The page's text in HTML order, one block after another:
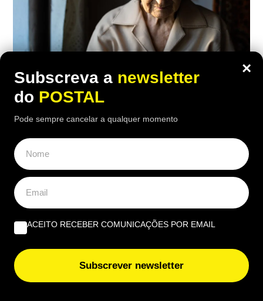
ECONOMIA
“No meu tempo ganhava 150€ mas
vivia melhor”: reformada compara
antigo salário com pensão atual de
Reformada espanhola revela como consegue gerir
mensalmente uma pensão de 1.100 euros perante
preços cada vez mais elevados
×
Subscreva a newsletter
do POSTAL
Pode sempre cancelar a qualquer momento
ACEITO RECEBER COMUNICAÇÕES POR EMAIL
Subscrever newsletter